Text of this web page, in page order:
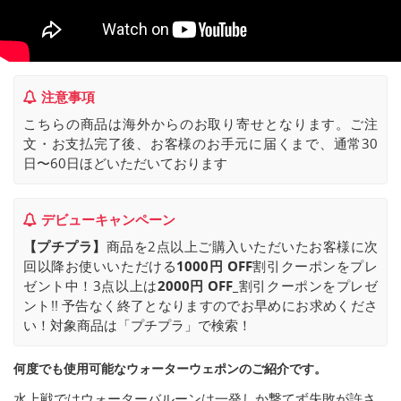
注意事項
こちらの商品は海外からのお取り寄せとなります。ご注
文・お支払完了後、お客様のお手元に届くまで、通常30
日〜60日ほどいただいております
デビューキャンペーン
【プチプラ】 商品を2点以上ご購入いただいたお客様に次
回以降お使いいただける1000円 OFF割引クーポンをプレ
ゼント中！3点以上は2000円 OFF_ 割引クーポンをプレゼ
ント!! 予告なく終了となりますのでお早めにお求めくださ
い！対象商品は「プチプラ」で検索！
何度でも使用可能なウォーターウェポンのご紹介です。